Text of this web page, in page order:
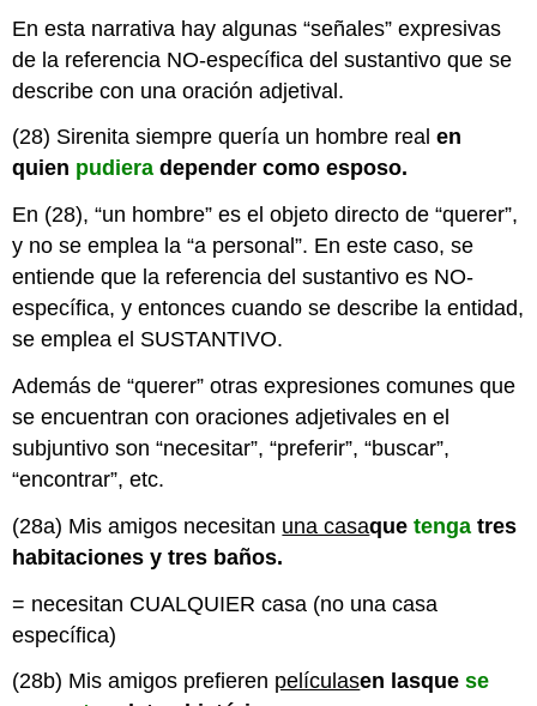
En esta narrativa hay algunas “señales” expresivas
de la referencia NO-específica del sustantivo que se
describe con una oración adjetival.
(28) Sirenita siempre quería un hombre realen
quien pudiera depender como esposo.
En (28), “un hombre” es el objeto directo de “querer”,
y no se emplea la “a personal”. En este caso, se
entiende que la referencia del sustantivo es NO-
específica, y entonces cuando se describe la entidad,
se emplea el SUSTANTIVO.
Además de “querer” otras expresiones comunes que
se encuentran con oraciones adjetivales en el
subjuntivo son “necesitar”, “preferir”, “buscar”,
“encontrar”, etc.
(28a) Mis amigos necesitan una casaquetenga tres
habitaciones y tres baños.
= necesitan CUALQUIER casa (no una casa
específica)
(28b) Mis amigos prefieren películasen lasquese